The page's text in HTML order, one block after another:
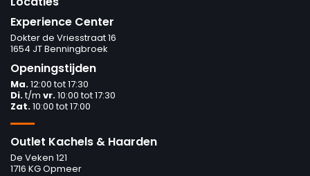
Experience Center
Dokter de Vriesstraat 16
1654 JT Benningbroek
Openingstijden
Ma.12:00 tot 17:30
Di.t/m vr.10:00 tot 17:30
Zat.10:00 tot 17:00
Outlet Kachels & Haarden
De Veken 121
1716 KG Opmeer